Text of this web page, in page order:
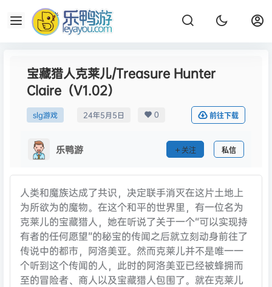
宝藏猎人克莱儿/Treasure Hunter
Claire（V1.02）
slg游戏 24年5月5日 0 前往下载
乐鸭游 关注 私信
人类和魔族达成了共识，决定联手消灭在这片土地上
为所欲为的魔物。在这个和平的世界里，有一位名为
克莱儿的宝藏猎人，她在听说了关于一个“可以实现持
有者的任何愿望”的秘宝的传闻之后就立刻动身前往了
传说中的都市，阿洛美亚。然而克莱儿并不是唯一一
个听到这个传闻的人，此时的阿洛美亚已经被蜂拥而
至的冒险者、商人以及宝藏猎人包围了。就在克莱儿